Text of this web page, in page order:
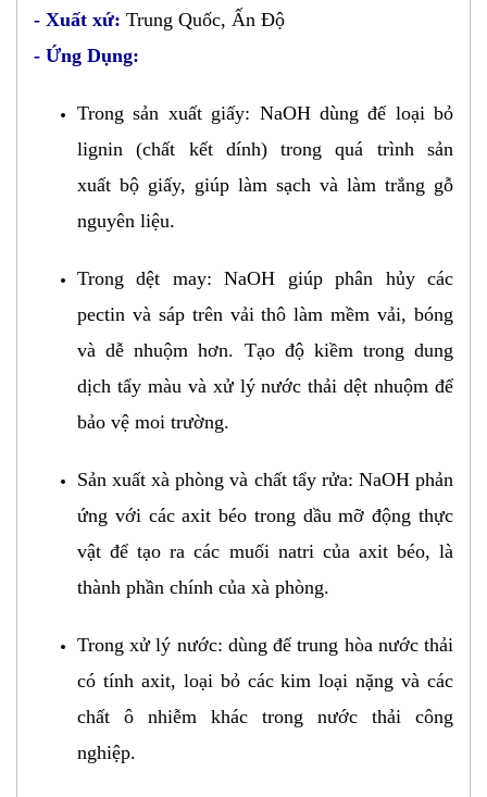
- Xuất xứ: Trung Quốc, Ấn Độ
- Ứng Dụng:
Trong sản xuất giấy: NaOH dùng để loại bỏ
lignin (chất kết dính) trong quá trình sản
xuất bộ giấy, giúp làm sạch và làm trắng gỗ
nguyên liệu.
Trong dệt may: NaOH giúp phân hủy các
pectin và sáp trên vải thô làm mềm vải, bóng
và dễ nhuộm hơn. Tạo độ kiềm trong dung
dịch tẩy màu và xử lý nước thải dệt nhuộm để
bảo vệ moi trường.
Sản xuất xà phòng và chất tẩy rửa: NaOH phản
ứng với các axit béo trong dầu mỡ động thực
vật để tạo ra các muối natri của axit béo, là
thành phần chính của xà phòng.
Trong xử lý nước: dùng để trung hòa nước thải
có tính axit, loại bỏ các kim loại nặng và các
chất ô nhiễm khác trong nước thải công
nghiệp.